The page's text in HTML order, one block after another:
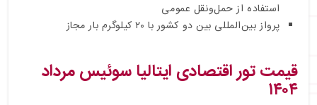
استفاده از حمل‌ونقل عمومی
پرواز بین‌المللی بین دو کشور با ۲۰ کیلوگرم بار مجاز
قیمت تور اقتصادی ایتالیا سوئیس مرداد
۱۴۰۴